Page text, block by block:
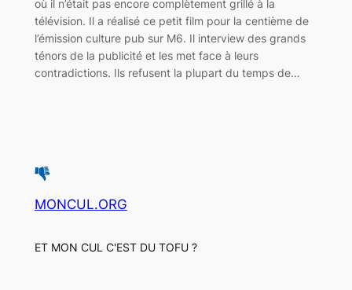
où il n’était pas encore complètement grillé à la
télévision. Il a réalisé ce petit film pour la centième de
l’émission culture pub sur M6. Il interview des grands
ténors de la publicité et les met face à leurs
contradictions. Ils refusent la plupart du temps de…
MONCUL.ORG
ET MON CUL C'EST DU TOFU ?